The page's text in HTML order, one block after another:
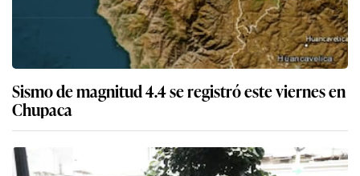
Sismo de magnitud 4.4 se registró este viernes en
Chupaca